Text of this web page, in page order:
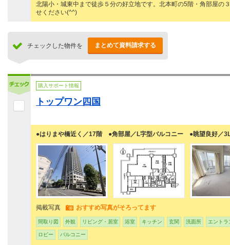
北陽小・城東中まで徒歩５分の好立地です。北本町の5階・角部屋
せください(^^)
チェックした物件を まとめて資料請求する
購入サポート情報
トップワン四国
●はりまや橋近く／17階 ●角部屋／L字型バルコニー ●眺望良好／
掲載写真 おすすめ写真がそろってます
間取り図 外観 リビング・居室 浴室 キッチン 玄関 洗面所 エントラ
ロビー バルコニー